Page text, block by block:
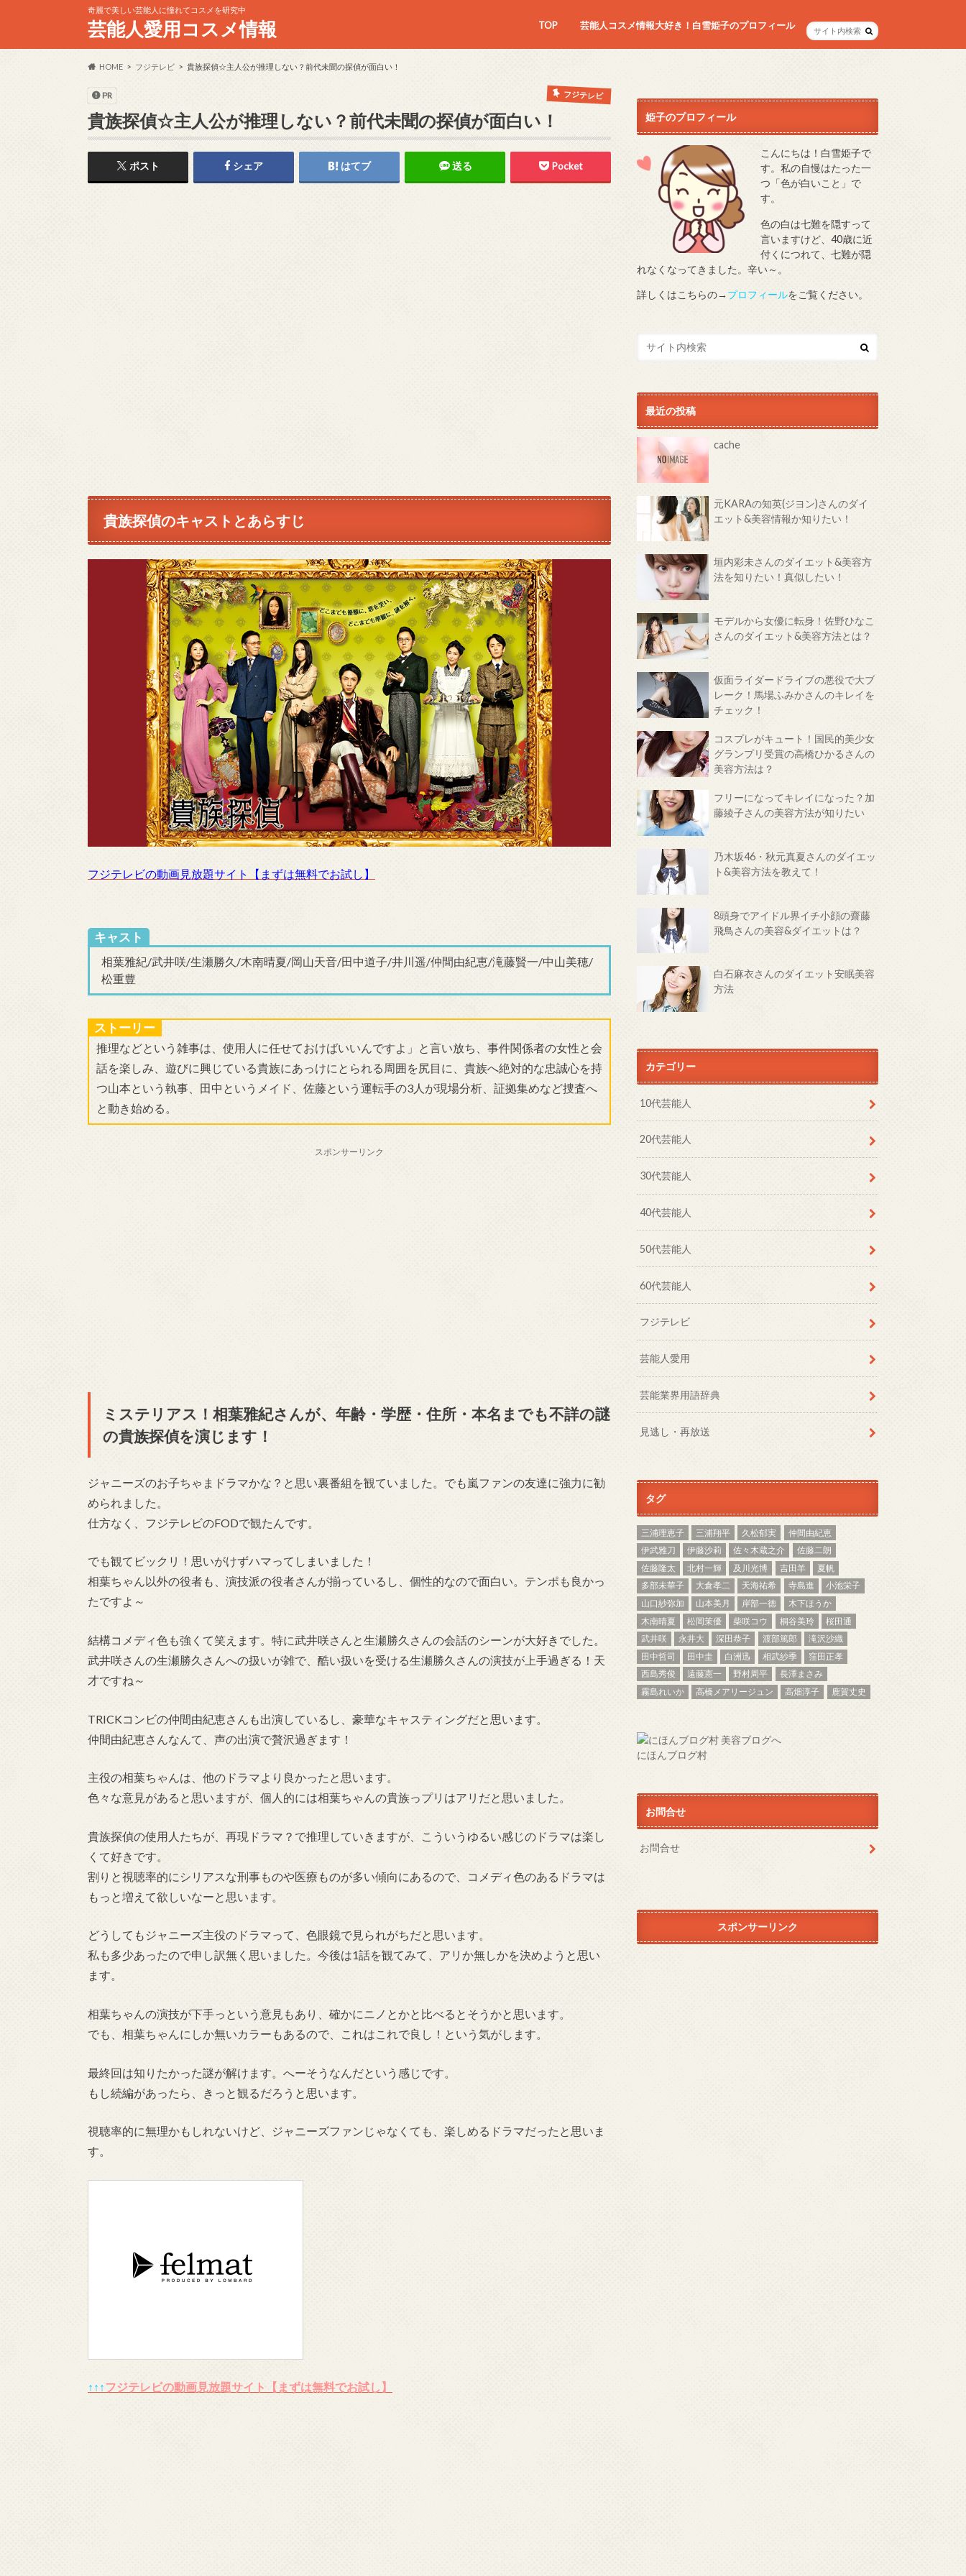
奇麗で美しい芸能人に憧れてコスメを研究中
芸能人愛用コスメ情報 TOP 芸能人コスメ情報大好き！白雪姫子のプロフィール
HOME フジテレビ 貴族探偵☆主人公が推理しない？前代未聞の探偵が面白い！
フジテレビ
PR
貴族探偵☆主人公が推理しない？前代未聞の探偵が面白い！
ポスト シェア はてブ 送る Pocket
貴族探偵のキャストとあらすじ
フジテレビの動画見放題サイト【まずは無料でお試し】
キャスト
相葉雅紀/武井咲/生瀬勝久/木南晴夏/岡山天音/田中道子/井川遥/仲間由紀恵/滝藤賢一/中山美穂/
松重豊
ストーリー
推理などという雑事は、使用人に任せておけばいいんですよ」と言い放ち、事件関係者の女性と会
話を楽しみ、遊びに興じている貴族にあっけにとられる周囲を尻目に、貴族へ絶対的な忠誠心を持
つ山本という執事、田中というメイド、佐藤という運転手の3人が現場分析、証拠集めなど捜査へ
と動き始める。
スポンサーリンク
ミステリアス！相葉雅紀さんが、年齢・学歴・住所・本名までも不詳の謎
の貴族探偵を演じます！
ジャニーズのお子ちゃまドラマかな？と思い裏番組を観ていました。でも嵐ファンの友達に強力に勧
められました。
仕方なく、フジテレビのFODで観たんです。
でも観てビックリ！思いがけずハマってしまいました！
相葉ちゃん以外の役者も、演技派の役者さんが揃っているし、個性的なので面白い。テンポも良かっ
たですよ～
結構コメディ色も強くて笑えます。特に武井咲さんと生瀬勝久さんの会話のシーンが大好きでした。
武井咲さんの生瀬勝久さんへの扱いが雑で、酷い扱いを受ける生瀬勝久さんの演技が上手過ぎる！天
才ですね～
TRICKコンビの仲間由紀恵さんも出演しているし、豪華なキャスティングだと思います。
仲間由紀恵さんなんて、声の出演で贅沢過ぎます！
主役の相葉ちゃんは、他のドラマより良かったと思います。
色々な意見があると思いますが、個人的には相葉ちゃんの貴族っプリはアリだと思いました。
貴族探偵の使用人たちが、再現ドラマ？で推理していきますが、こういうゆるい感じのドラマは楽し
くて好きです。
割りと視聴率的にシリアスな刑事ものや医療ものが多い傾向にあるので、コメディ色のあるドラマは
もっと増えて欲しいなーと思います。
どうしてもジャニーズ主役のドラマって、色眼鏡で見られがちだと思います。
私も多少あったので申し訳無く思いました。今後は1話を観てみて、アリか無しかを決めようと思い
ます。
相葉ちゃんの演技が下手っという意見もあり、確かにニノとかと比べるとそうかと思います。
でも、相葉ちゃんにしか無いカラーもあるので、これはこれで良し！という気がします。
最終回は知りたかった謎が解けます。へーそうなんだという感じです。
もし続編があったら、きっと観るだろうと思います。
視聴率的に無理かもしれないけど、ジャニーズファンじゃなくても、楽しめるドラマだったと思いま
す。
↑↑↑フジテレビの動画見放題サイト【まずは無料でお試し】
姫子のプロフィール
こんにちは！白雪姫子で
す。私の自慢はたった一
つ「色が白いこと」で
す。
色の白は七難を隠すって
言いますけど、40歳に近
付くにつれて、七難が隠
れなくなってきました。辛い～。
詳しくはこちらの→ プロフィールをご覧ください。
最近の投稿
cache
元KARAの知英(ジヨン)さんのダイ
エット&美容情報か知りたい！
垣内彩未さんのダイエット&美容方
法を知りたい！真似したい！
モデルから女優に転身！佐野ひなこ
さんのダイエット&美容方法とは？
仮面ライダードライブの悪役で大ブ
レーク！馬場ふみかさんのキレイを
チェック！
コスプレがキュート！国民的美少女
グランプリ受賞の高橋ひかるさんの
美容方法は？
フリーになってキレイになった？加
藤綾子さんの美容方法が知りたい
乃木坂46・秋元真夏さんのダイエッ
ト&美容方法を教えて！
8頭身でアイドル界イチ小顔の齋藤
飛鳥さんの美容&ダイエットは？
白石麻衣さんのダイエット安眠美容
方法
カテゴリー
10代芸能人
20代芸能人
30代芸能人
40代芸能人
50代芸能人
60代芸能人
フジテレビ
芸能人愛用
芸能業界用語辞典
見逃し・再放送
タグ
三浦理恵子 三浦翔平 久松郁実
仲間由紀恵
伊武雅刀
伊藤沙莉 佐々木蔵之介
佐藤二朗
佐藤隆太
北村一輝 及川光博 吉田羊
夏帆
多部未華子
大倉孝二 天海祐希 寺島進
小池栄子
山口紗弥加
山本美月 岸部一徳
木下ほうか
木南晴夏
松岡茉優 柴咲コウ 桐谷美玲
桜田通
武井咲
永井大 深田恭子 渡部篤郎
滝沢沙織
田中哲司
田中圭 白洲迅 相武紗季
窪田正孝
西島秀俊
遠藤憲一 野村周平
長澤まさみ
霧島れいか
高橋メアリージュン 高畑淳子 鹿賀丈史
にほんブログ村
お問合せ
お問合せ
スポンサーリンク